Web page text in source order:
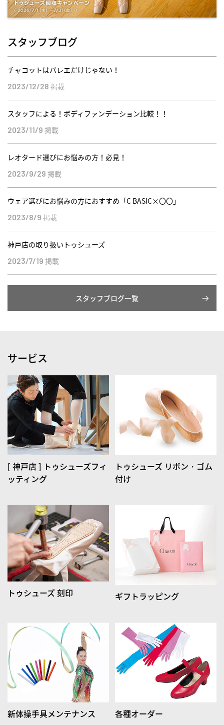
スタッフブログ
2023/12/28 掲載
チャコットはバレエだけじゃない！
2023/11/9 掲載
スタッフによる！ボディファンデーション比較！！
2023/9/29 掲載
レオタード選びにお悩みの方！必見！
2023/8/9 掲載
ウェア選びにお悩みの方におすすめ「C BASIC×〇〇」
2023/7/19 掲載
神戸店の取り扱いトゥシューズ
スタッフブログ一覧
サービス
[ 神戸店 ] トゥシューズフィ
ッティング
トゥシューズ リボン・ゴム
付け
トゥシューズ 刻印 ギフトラッピング
新体操手具メンテナンス 各種オーダー